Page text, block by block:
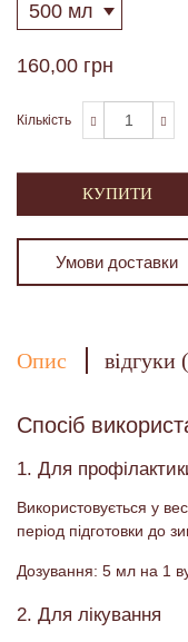
160,00 грн
Кількість
КУПИТИ
Умови доставки
Опис відгуки
Спосіб
1. Для
Використовується у
період підготовки до
Дозування: 5 мл на 1
2. Для лікування